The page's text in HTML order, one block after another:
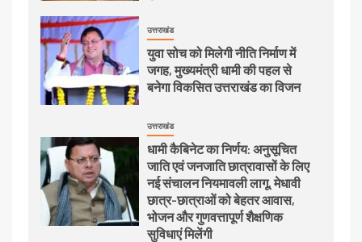
उत्तराखंड
युवा सोच को मिलेगी नीति निर्माण में
जगह, मुख्यमंत्री धामी की पहल से
बनेगा विकसित उत्तराखंड का विजन
उत्तराखंड
धामी कैबिनेट का निर्णय: अनुसूचित
जाति एवं जनजाति छात्रावासों के लिए
नई संचालन नियमावली लागू, मेधावी
छात्र-छात्राओं को बेहतर आवास,
भोजन और गुणवत्तापूर्ण शैक्षणिक
सुविधाएं मिलेंगी